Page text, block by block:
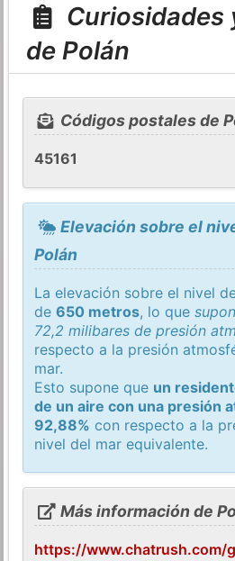
Curiosidades
de Polán
Códigos postales de
45161
Elevación sobre el
Polán
La elevación sobre el nivel
de650 metros, lo que
72,2 milibares de presión
respecto a la presión
mar.
Esto supone que un
de un aire con una presión
92,88% con respecto a la
nivel del mar equivalente.
Más información de
https://www.chatrush.com/